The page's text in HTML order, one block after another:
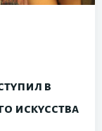
в
искусства